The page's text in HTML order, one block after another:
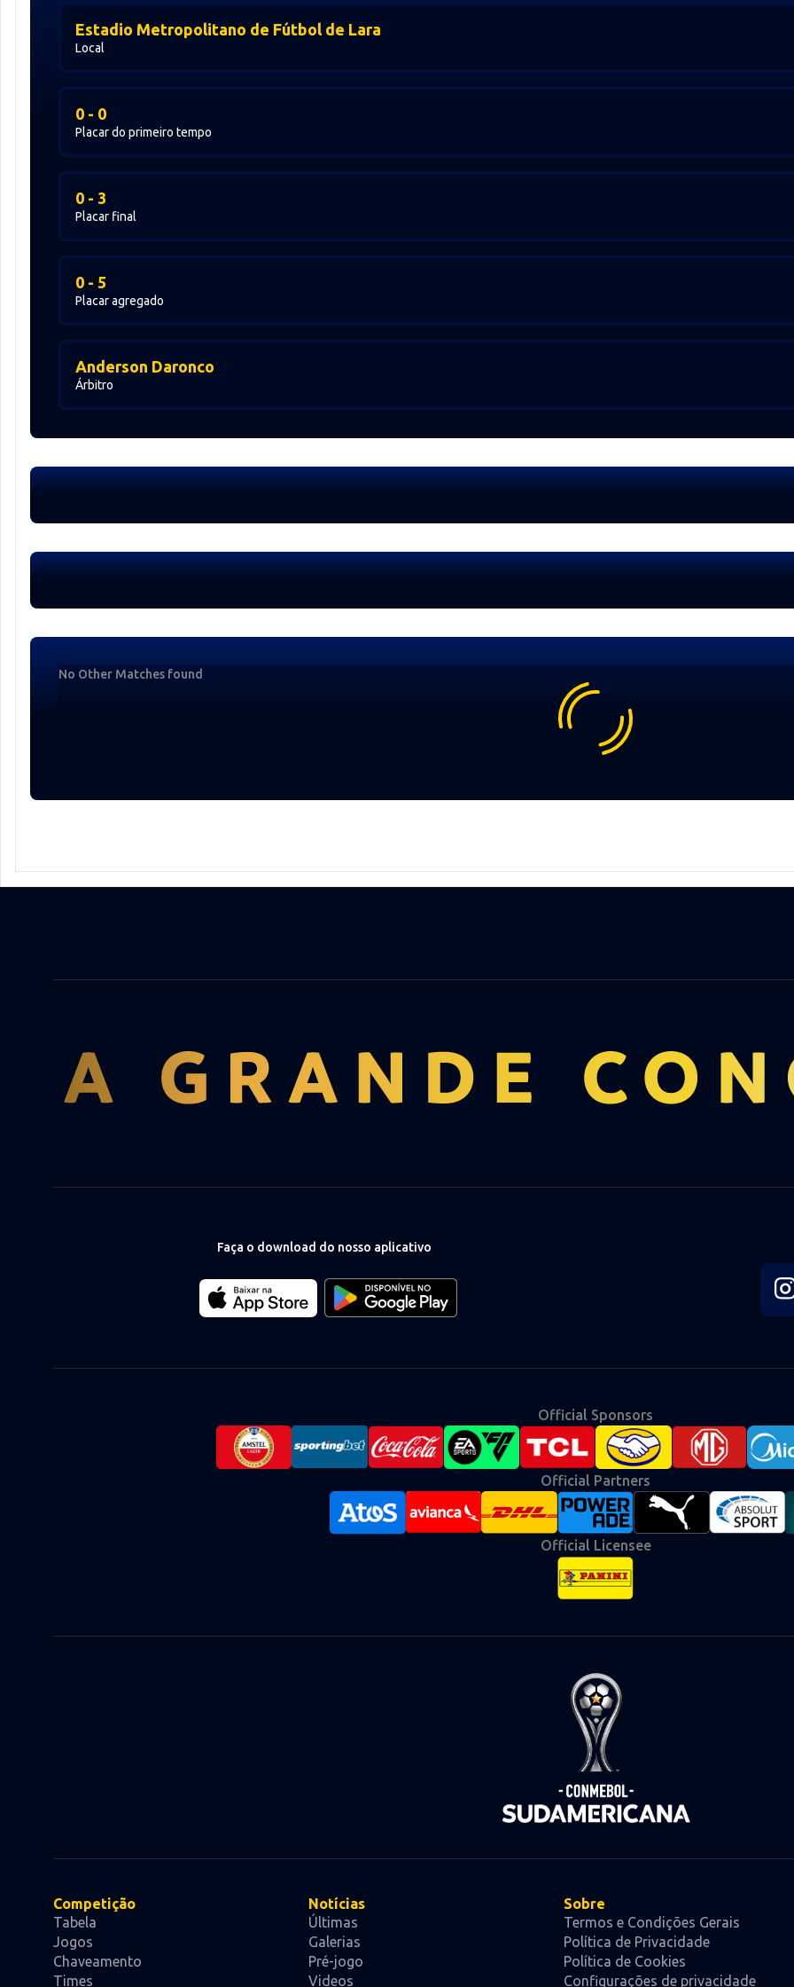
Local
Estadio Metropolitano de Fútbol de Lara
Placar do primeiro tempo
0 - 0
Placar final
0 - 3
Placar agregado
0 - 5
Árbitro
Anderson Daronco
No Other Matches found
Faça o download do nosso aplicativo
Download
our
app
Download
our
app
us
on
Official Sponsors
Official Partners
Official Licensee
Competição
Tabela
Jogos
Chaveamento
Times
Notícias
Últimas
Galerias
Pré-jogo
Videos
Sobre
Termos e Condições Gerais
Política de Privacidade
Política de Cookies
Configurações de privacidade